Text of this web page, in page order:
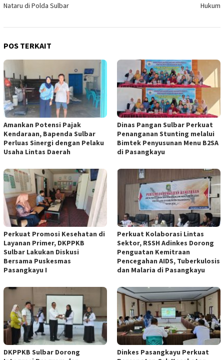
Nataru di Polda Sulbar
Hukum
POS TERKAIT
Amankan Potensi Pajak
Kendaraan, Bapenda Sulbar
Perluas Sinergi dengan Pelaku
Usaha Lintas Daerah
Dinas Pangan Sulbar Perkuat
Penanganan Stunting melalui
Bimtek Penyusunan Menu B2SA
di Pasangkayu
Perkuat Promosi Kesehatan di
Layanan Primer, DKPPKB
Sulbar Lakukan Diskusi
Bersama Puskesmas
Pasangkayu I
Perkuat Kolaborasi Lintas
Sektor, RSSH Adinkes Dorong
Penguatan Kemitraan
Pencegahan AIDS, Tuberkulosis
dan Malaria di Pasangkayu
DKPPKB Sulbar Dorong
Dinkes Pasangkayu Perkuat